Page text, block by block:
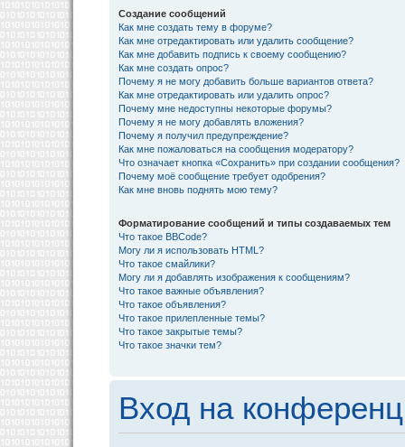
Создание сообщений
Как мне создать тему в форуме?
Как мне отредактировать или удалить сообщение?
Как мне добавить подпись к своему сообщению?
Как мне создать опрос?
Почему я не могу добавить больше вариантов ответа?
Как мне отредактировать или удалить опрос?
Почему мне недоступны некоторые форумы?
Почему я не могу добавлять вложения?
Почему я получил предупреждение?
Как мне пожаловаться на сообщения модератору?
Что означает кнопка «Сохранить» при создании сообщения?
Почему моё сообщение требует одобрения?
Как мне вновь поднять мою тему?
Форматирование сообщений и типы создаваемых тем
Что такое BBCode?
Могу ли я использовать HTML?
Что такое смайлики?
Могу ли я добавлять изображения к сообщениям?
Что такое важные объявления?
Что такое объявления?
Что такое прилепленные темы?
Что такое закрытые темы?
Что такое значки тем?
Вход на